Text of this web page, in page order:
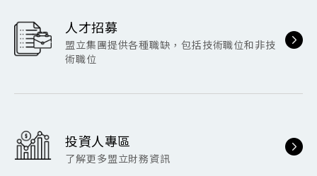
人才招募
盟立集團提供各種職缺，包括技術職位和非技
術職位
投資人專區
了解更多盟立財務資訊